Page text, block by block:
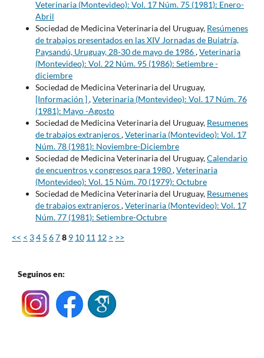
Veterinaria (Montevideo): Vol. 17 Núm. 75 (1981): Enero-
Abril
Sociedad de Medicina Veterinaria del Uruguay, Resúmenes
de trabajos presentados en las XIV Jornadas de Buiatría,
Paysandú, Uruguay, 28-30 de mayo de 1986,Veterinaria
(Montevideo): Vol. 22 Núm. 95 (1986): Setiembre -
diciembre
Sociedad de Medicina Veterinaria del Uruguay,
[Información ],Veterinaria (Montevideo): Vol. 17 Núm. 76
(1981): Mayo -Agosto
Sociedad de Medicina Veterinaria del Uruguay, Resumenes
de trabajos extranjeros,Veterinaria (Montevideo): Vol. 17
Núm. 78 (1981): Noviembre-Diciembre
Sociedad de Medicina Veterinaria del Uruguay,Calendario
de encuentros y congresos para 1980,Veterinaria
(Montevideo): Vol. 15 Núm. 70 (1979): Octubre
Sociedad de Medicina Veterinaria del Uruguay, Resumenes
de trabajos extranjeros,Veterinaria (Montevideo): Vol. 17
Núm. 77 (1981): Setiembre-Octubre
<< < 34 5 678 9 10 11 12 > >>
Seguinos en: